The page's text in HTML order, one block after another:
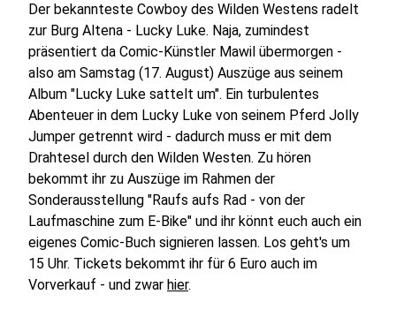
Der bekannteste Cowboy des Wilden Westens radelt
zur Burg Altena - Lucky Luke. Naja, zumindest
präsentiert da Comic-Künstler Mawil übermorgen -
also am Samstag (17. August) Auszüge aus seinem
Album "Lucky Luke sattelt um". Ein turbulentes
Abenteuer in dem Lucky Luke von seinem Pferd Jolly
Jumper getrennt wird - dadurch muss er mit dem
Drahtesel durch den Wilden Westen. Zu hören
bekommt ihr zu Auszüge im Rahmen der
Sonderausstellung "Raufs aufs Rad - von der
Laufmaschine zum E-Bike" und ihr könnt euch auch ein
eigenes Comic-Buch signieren lassen. Los geht's um
15 Uhr. Tickets bekommt ihr für 6 Euro auch im
Vorverkauf - und zwar hier.